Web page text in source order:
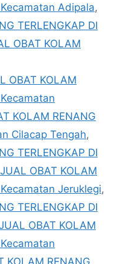
Kecamatan Adipala,
TERLENGKAP DI
OBAT KOLAM
OBAT KOLAM
KOLAM RENANG
Cilacap Tengah,
TERLENGKAP DI
JUAL OBAT KOLAM
Jeruklegi,
TERLENGKAP DI
OBAT KOLAM
KOLAM RENANG